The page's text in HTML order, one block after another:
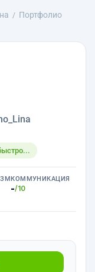
Портфолио
КОММУНИКАЦИЯ
-/10